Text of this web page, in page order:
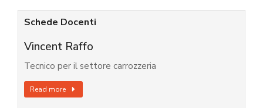
Schede Docenti
Vincent Raffo
Tecnico per il settore carrozzeria
Read more